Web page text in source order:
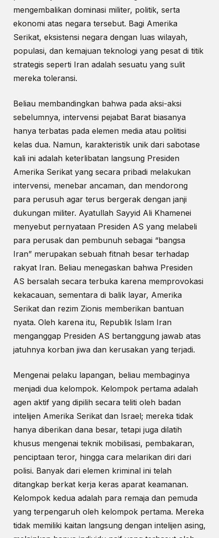
mengembalikan dominasi militer, politik, serta
ekonomi atas negara tersebut. Bagi Amerika
Serikat, eksistensi negara dengan luas wilayah,
populasi, dan kemajuan teknologi yang pesat di titik
strategis seperti Iran adalah sesuatu yang sulit
mereka toleransi.
Beliau membandingkan bahwa pada aksi-aksi
sebelumnya, intervensi pejabat Barat biasanya
hanya terbatas pada elemen media atau politisi
kelas dua. Namun, karakteristik unik dari sabotase
kali ini adalah keterlibatan langsung Presiden
Amerika Serikat yang secara pribadi melakukan
intervensi, menebar ancaman, dan mendorong
para perusuh agar terus bergerak dengan janji
dukungan militer. Ayatullah Sayyid Ali Khamenei
menyebut pernyataan Presiden AS yang melabeli
para perusak dan pembunuh sebagai “bangsa
Iran” merupakan sebuah fitnah besar terhadap
rakyat Iran. Beliau menegaskan bahwa Presiden
AS bersalah secara terbuka karena memprovokasi
kekacauan, sementara di balik layar, Amerika
Serikat dan rezim Zionis memberikan bantuan
nyata. Oleh karena itu, Republik Islam Iran
menganggap Presiden AS bertanggung jawab atas
jatuhnya korban jiwa dan kerusakan yang terjadi.
Mengenai pelaku lapangan, beliau membaginya
menjadi dua kelompok. Kelompok pertama adalah
agen aktif yang dipilih secara teliti oleh badan
intelijen Amerika Serikat dan Israel; mereka tidak
hanya diberikan dana besar, tetapi juga dilatih
khusus mengenai teknik mobilisasi, pembakaran,
penciptaan teror, hingga cara melarikan diri dari
polisi. Banyak dari elemen kriminal ini telah
ditangkap berkat kerja keras aparat keamanan.
Kelompok kedua adalah para remaja dan pemuda
yang terpengaruh oleh kelompok pertama. Mereka
tidak memiliki kaitan langsung dengan intelijen asing,